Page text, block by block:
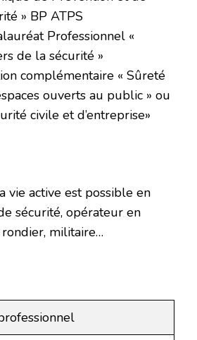
» BP ATPS
Professionnel «
de la sécurité »
complémentaire « Sûreté
ouverts au public » ou
civile et d’entreprise»
vie active est possible en
sécurité, opérateur en
militaire…